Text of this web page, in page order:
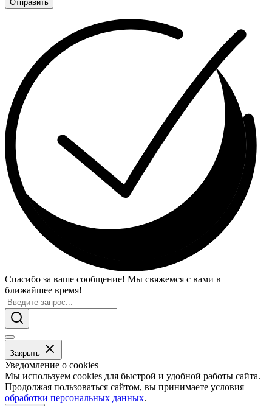
Отправить
Спасибо за ваше сообщение! Мы свяжемся с вами в
ближайшее время!
Закрыть
Уведомление о cookies
Мы используем cookies для быстрой и удобной работы сайта.
Продолжая пользоваться сайтом, вы принимаете условия
обработки персональных данных.